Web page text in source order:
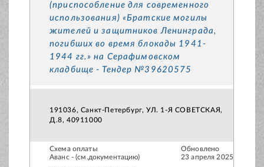
(приспособление для современного
использования) «Братские могилы
жителей и защитников Ленинграда,
погибших во время блокады 1941-
1944 гг.» на Серафимовском
кладбище - Тендер №39620575
191036, Санкт-Петербург, УЛ. 1-Я СОВЕТСКАЯ,
Д.8, 40911000
Схема оплаты
Аванс - (см.документацию)
Обновлено
23 апреля 2025